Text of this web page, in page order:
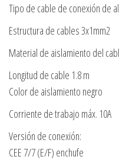
Tipo de cable de conexión de
Estructura de cables 3x1mm2
Material de aislamiento del
Longitud de cable 1.8 m
Color de aislamiento negro
Corriente de trabajo máx. 10A
Versión de conexión:
CEE 7/7 (E/F) enchufe